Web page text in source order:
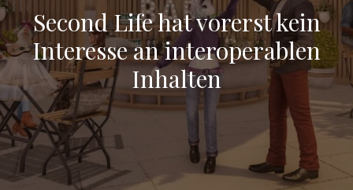
Second Life hat vorerst kein
Interesse an interoperablen
Inhalten